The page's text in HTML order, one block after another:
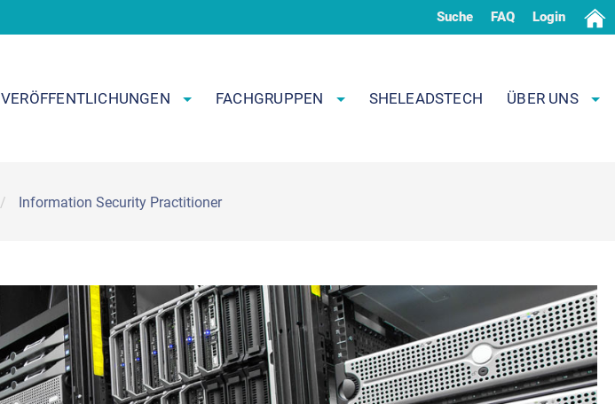
Suche FAQ Login
VERÖFFENTLICHUNGEN FACHGRUPPEN SHELEADSTECH ÜBER UNS
Information Security Practitioner